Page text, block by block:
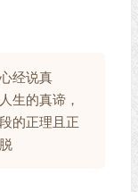
经说真
生的真谛，
的正理且正